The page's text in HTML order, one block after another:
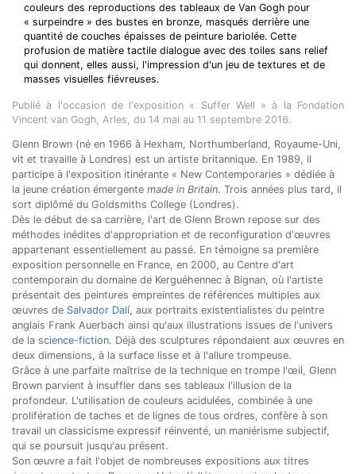
couleurs des reproductions des tableaux de Van Gogh pour
« surpeindre » des bustes en bronze, masqués derrière une
quantité de couches épaisses de peinture bariolée. Cette
profusion de matière tactile dialogue avec des toiles sans relief
qui donnent, elles aussi, l'impression d'un jeu de textures et de
masses visuelles fiévreuses.
Publié à l'occasion de l'exposition « Suffer Well » à la Fondation
Vincent van Gogh, Arles, du 14 mai au 11 septembre 2016.
Glenn Brown (né en 1966 à Hexham, Northumberland, Royaume-Uni,
vit et travaille à Londres) est un artiste britannique. En 1989, il
participe à l'exposition itinérante « New Contemporaries » dédiée à
la jeune création émergente made in Britain. Trois années plus tard, il
sort diplômé du Goldsmiths College (Londres).
Dès le début de sa carrière, l'art de Glenn Brown repose sur des
méthodes inédites d'appropriation et de reconfiguration d'œuvres
appartenant essentiellement au passé. En témoigne sa première
exposition personnelle en France, en 2000, au Centre d'art
contemporain du domaine de Kerguéhennec à Bignan, où l'artiste
présentait des peintures empreintes de références multiples aux
œuvres de Salvador Dalí, aux portraits existentialistes du peintre
anglais Frank Auerbach ainsi qu'aux illustrations issues de l'univers
de la science-fiction. Déjà des sculptures répondaient aux œuvres en
deux dimensions, à la surface lisse et à l'allure trompeuse.
Grâce à une parfaite maîtrise de la technique en trompe l'œil, Glenn
Brown parvient à insuffler dans ses tableaux l'illusion de la
profondeur. L'utilisation de couleurs acidulées, combinée à une
prolifération de taches et de lignes de tous ordres, confère à son
travail un classicisme expressif réinventé, un maniérisme subjectif,
qui se poursuit jusqu'au présent.
Son œuvre a fait l'objet de nombreuses expositions aux titres